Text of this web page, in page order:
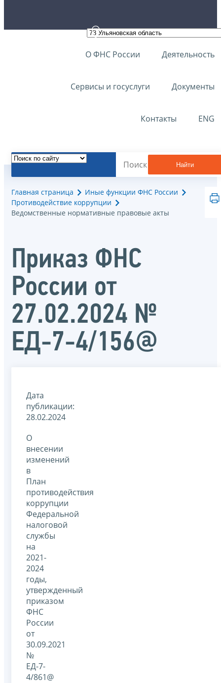
О ФНС России Деятельность
Сервисы и госуслуги Документы
Контакты ENG
Найти
Главная страница
Иные функции ФНС России
Противодействие коррупции
Ведомственные нормативные правовые акты
Приказ ФНС
России от
27.02.2024 №
ЕД-7-4/156@
Дата
публикации:
28.02.2024
О
внесении
изменений
в
План
противодействия
коррупции
Федеральной
налоговой
службы
на
2021-
2024
годы,
утвержденный
приказом
ФНС
России
от
30.09.2021
№
ЕД-7-
4/861@